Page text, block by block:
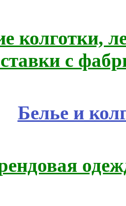
колготки,
с
Белье и